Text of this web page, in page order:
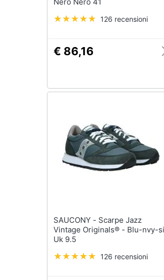
126 recensioni
€ 86,16
SAUCONY - Scarpe Jazz
Vintage Originals® - Blu-nvy-
Uk 9.5
126 recensioni